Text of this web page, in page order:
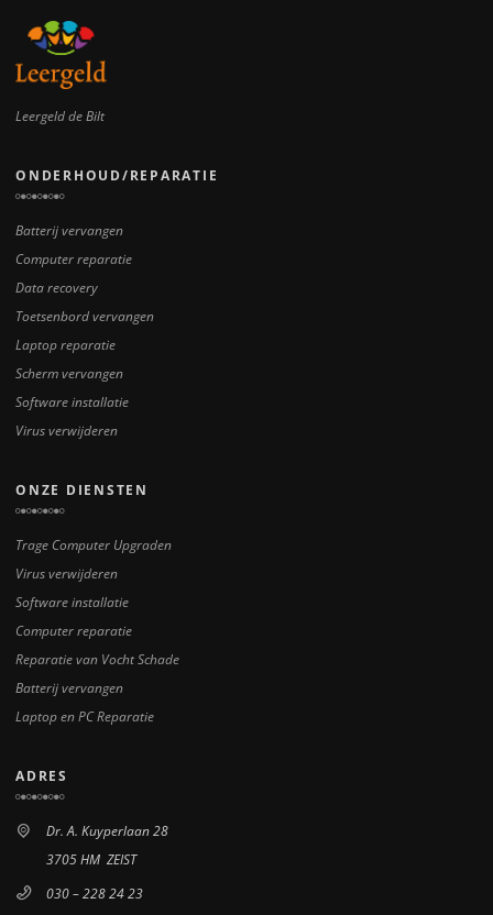
Leergeld de Bilt
ONDERHOUD/REPARATIE
Batterij vervangen
Computer reparatie
Data recovery
Toetsenbord vervangen
Laptop reparatie
Scherm vervangen
Software installatie
Virus verwijderen
ONZE DIENSTEN
Trage Computer Upgraden
Virus verwijderen
Software installatie
Computer reparatie
Reparatie van Vocht Schade
Batterij vervangen
Laptop en PC Reparatie
ADRES
Dr. A. Kuyperlaan 28
3705 HM ZEIST
030 – 228 24 23